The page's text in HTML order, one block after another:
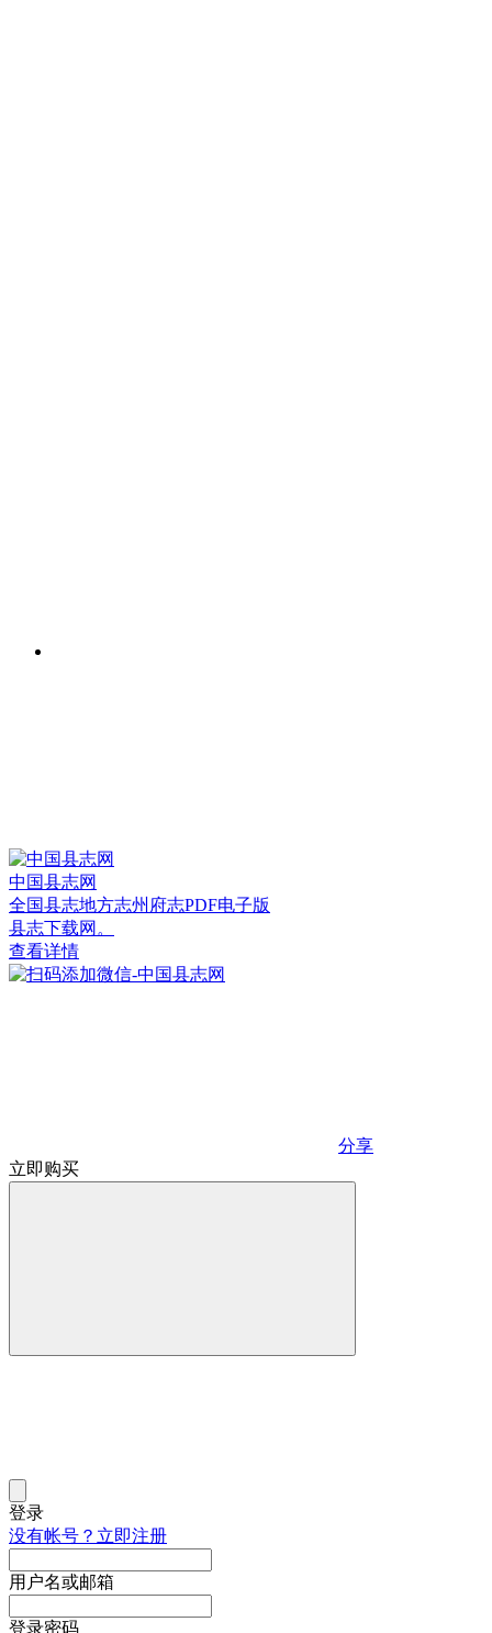
中国县志网
全国县志地方志州府志PDF电子版
县志下载网。
查看详情
分享
立即购买
登录
没有帐号？立即注册
用户名或邮箱
登录密码